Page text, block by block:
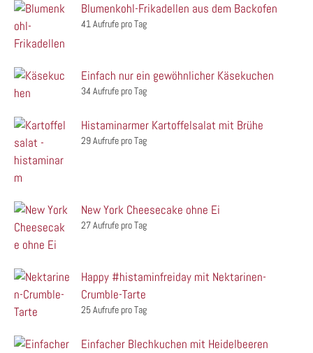
Blumenkohl-Frikadellen aus dem Backofen
41 Aufrufe pro Tag
Einfach nur ein gewöhnlicher Käsekuchen
34 Aufrufe pro Tag
Histaminarmer Kartoffelsalat mit Brühe
29 Aufrufe pro Tag
New York Cheesecake ohne Ei
27 Aufrufe pro Tag
Happy #histaminfreiday mit Nektarinen-
Crumble-Tarte
25 Aufrufe pro Tag
Einfacher Blechkuchen mit Heidelbeeren